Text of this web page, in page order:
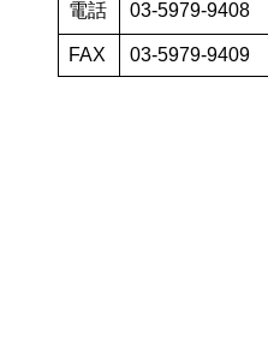
電話 03-5979-9408
FAX 03-5979-9409